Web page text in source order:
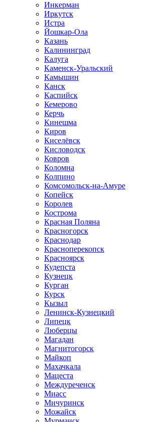
Инкерман
Иркутск
Истра
Йошкар-Ола
Казань
Калининград
Калуга
Каменск-Уральский
Камышин
Канск
Каспийск
Кемерово
Керчь
Кинешма
Киров
Киселёвск
Кисловодск
Ковров
Коломна
Колпино
Комсомольск-на-Амуре
Копейск
Королев
Кострома
Красная Поляна
Красногорск
Краснодар
Красноперекопск
Красноярск
Кудепста
Кузнецк
Курган
Курск
Кызыл
Ленинск-Кузнецкий
Липецк
Люберцы
Магадан
Магнитогорск
Майкоп
Махачкала
Мацеста
Междуреченск
Миасс
Мичуринск
Можайск